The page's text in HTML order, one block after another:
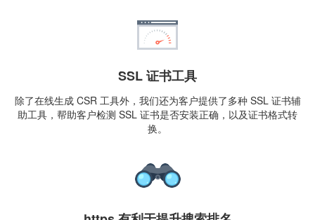
SSL 证书工具
除了在线生成 CSR 工具外，我们还为客户提供了多种 SSL 证书辅
助工具，帮助客户检测 SSL 证书是否安装正确，以及证书格式转
换。